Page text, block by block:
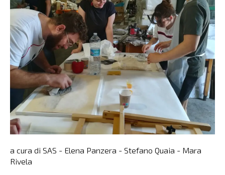
a cura di SAS - Elena Panzera - Stefano Quaia - Mara
Rivela